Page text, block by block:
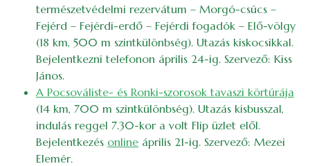
természetvédelmi rezervátum – Morgó-csúcs –
Fejérd – Fejérdi-erdő – Fejérdi fogadók – Elő-völgy
(18 km, 500 m szintkülönbség). Utazás kiskocsikkal.
Bejelentkezni telefonon április 24-ig. Szervező: Kiss
János.
A Pocsováliste- és Ronki-szorosok tavaszi körtúrája
(14 km, 700 m szintkülönbség). Utazás kisbusszal,
indulás reggel 7.30-kor a volt Flip üzlet elől.
Bejelentkezés online április 21-ig. Szervező: Mezei
Elemér.